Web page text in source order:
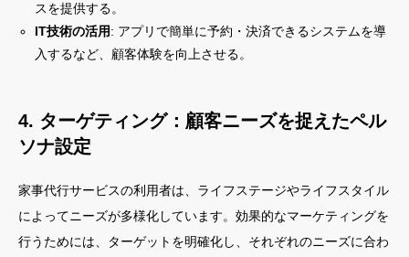
スを提供する。
IT技術の活用: アプリで簡単に予約・決済できるシステムを導
入するなど、顧客体験を向上させる。
4. ターゲティング：顧客ニーズを捉えたペル
ソナ設定
家事代行サービスの利用者は、ライフステージやライフスタイル
によってニーズが多様化しています。効果的なマーケティングを
行うためには、ターゲットを明確化し、それぞれのニーズに合わ